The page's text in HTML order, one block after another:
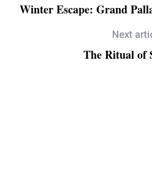
Winter Escape: Grand
Next
The Ritual of